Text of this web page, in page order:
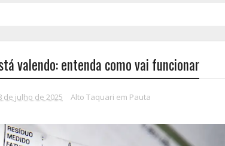
valendo: entenda como vai funcionar
de julho de 2025 Alto Taquari em Pauta